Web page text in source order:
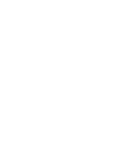
DÜŞÜNEBİLMEK